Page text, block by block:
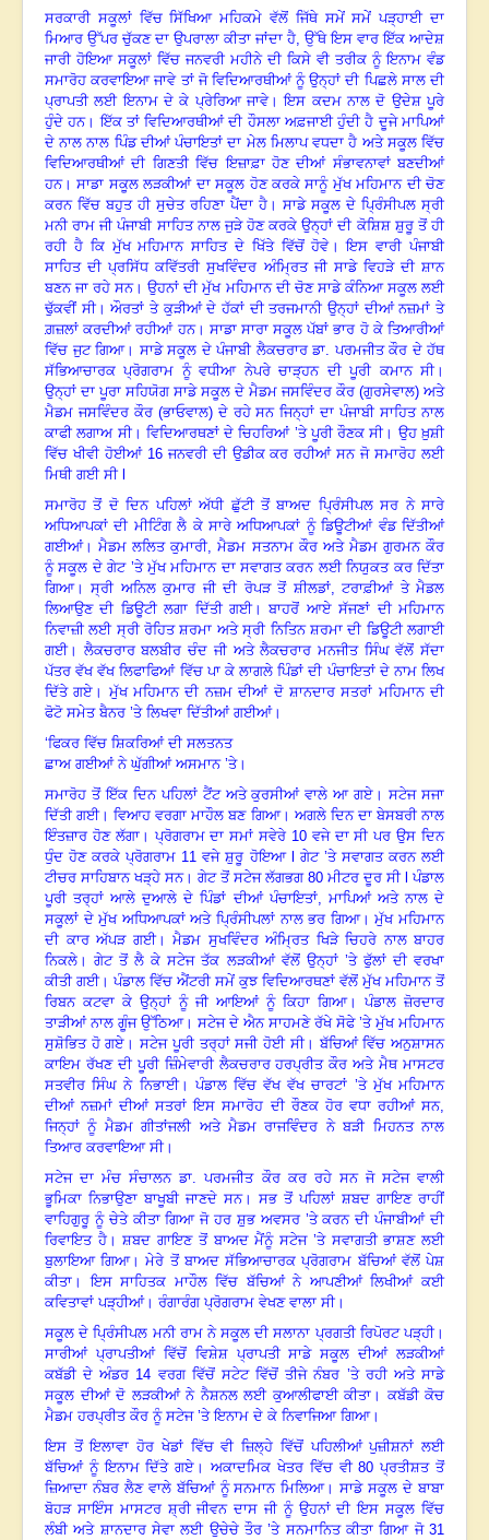
ਸਰਕਾਰੀ ਸਕੂਲਾਂ ਵਿੱਚ ਸਿੱਖਿਆ ਮਹਿਕਮੇ ਵੱਲੋਂ ਜਿੱਥੇ ਸਮੇਂ ਸਮੇਂ ਪੜ੍ਹਾਈ ਦਾ
ਮਿਆਰ ਉੱਪਰ ਚੁੱਕਣ ਦਾ ਉਪਰਾਲਾ ਕੀਤਾ ਜਾਂਦਾ ਹੈ, ਉੱਥੇ ਇਸ ਵਾਰ ਇੱਕ ਆਦੇਸ਼
ਜਾਰੀ ਹੋਇਆ ਸਕੂਲਾਂ ਵਿੱਚ ਜਨਵਰੀ ਮਹੀਨੇ ਦੀ ਕਿਸੇ ਵੀ ਤਰੀਕ ਨੂੰ ਇਨਾਮ ਵੰਡ
ਸਮਾਰੋਹ ਕਰਵਾਇਆ ਜਾਵੇ ਤਾਂ ਜੋ ਵਿਦਿਆਰਥੀਆਂ ਨੂੰ ਉਨ੍ਹਾਂ ਦੀ ਪਿਛਲੇ ਸਾਲ ਦੀ
ਪ੍ਰਾਪਤੀ ਲਈ ਇਨਾਮ ਦੇ ਕੇ ਪ੍ਰੇਰਿਆ ਜਾਵੇ।ਇਸ ਕਦਮ ਨਾਲ ਦੋ ਉਦੇਸ਼ ਪੂਰੇ
ਹੁੰਦੇ ਹਨ।ਇੱਕ ਤਾਂ ਵਿਦਿਆਰਥੀਆਂ ਦੀ ਹੌਸਲਾ ਅਫ਼ਜਾਈ ਹੁੰਦੀ ਹੈ ਦੂਜੇ ਮਾਪਿਆਂ
ਦੇ ਨਾਲ ਨਾਲ ਪਿੰਡ ਦੀਆਂ ਪੰਚਾਇਤਾਂ ਦਾ ਮੇਲ ਮਿਲਾਪ ਵਧਦਾ ਹੈ ਅਤੇ ਸਕੂਲ ਵਿੱਚ
ਵਿਦਿਆਰਥੀਆਂ ਦੀ ਗਿਣਤੀ ਵਿੱਚ ਇਜ਼ਾਫ਼ਾ ਹੋਣ ਦੀਆਂ ਸੰਭਾਵਨਾਵਾਂ ਬਣਦੀਆਂ
ਹਨ।ਸਾਡਾ ਸਕੂਲ ਲੜਕੀਆਂ ਦਾ ਸਕੂਲ ਹੋਣ ਕਰਕੇ ਸਾਨੂੰ ਮੁੱਖ ਮਹਿਮਾਨ ਦੀ ਚੋਣ
ਕਰਨ ਵਿੱਚ ਬਹੁਤ ਹੀ ਸੁਚੇਤ ਰਹਿਣਾ ਪੈਂਦਾ ਹੈ । ਸਾਡੇ ਸਕੂਲ ਦੇ ਪ੍ਰਿੰਸੀਪਲ ਸ੍ਰੀ
ਮਨੀ ਰਾਮ ਜੀ ਪੰਜਾਬੀ ਸਾਹਿਤ ਨਾਲ ਜੁੜੇ ਹੋਣ ਕਰਕੇ ਉਨ੍ਹਾਂ ਦੀ ਕੋਸ਼ਿਸ਼ ਸ਼ੁਰੂ ਤੋਂ ਹੀ
ਰਹੀ ਹੈ ਕਿ ਮੁੱਖ ਮਹਿਮਾਨ ਸਾਹਿਤ ਦੇ ਖਿੱਤੇ ਵਿੱਚੋਂ ਹੋਵੇ।ਇਸ ਵਾਰੀ ਪੰਜਾਬੀ
ਸਾਹਿਤ ਦੀ ਪ੍ਰਸਿੱਧ ਕਵਿੱਤਰੀ ਸੁਖਵਿੰਦਰ ਅੰਮ੍ਰਿਤ ਜੀ ਸਾਡੇ ਵਿਹੜੇ ਦੀ ਸ਼ਾਨ
ਬਣਨ ਜਾ ਰਹੇ ਸਨ।ਉਹਨਾਂ ਦੀ ਮੁੱਖ ਮਹਿਮਾਨ ਦੀ ਚੋਣ ਸਾਡੇ ਕੰਨਿਆ ਸਕੂਲ ਲਈ
ਢੁੱਕਵੀਂ ਸੀ।ਔਰਤਾਂ ਤੇ ਕੁੜੀਆਂ ਦੇ ਹੱਕਾਂ ਦੀ ਤਰਜਮਾਨੀ ਉਨ੍ਹਾਂ ਦੀਆਂ ਨਜ਼ਮਾਂ ਤੇ
ਗ਼ਜ਼ਲਾਂ ਕਰਦੀਆਂ ਰਹੀਆਂ ਹਨ। ਸਾਡਾ ਸਾਰਾ ਸਕੂਲ ਪੱਬਾਂ ਭਾਰ ਹੋ ਕੇ ਤਿਆਰੀਆਂ
ਵਿੱਚ ਜੁਟ ਗਿਆ। ਸਾਡੇ ਸਕੂਲ ਦੇ ਪੰਜਾਬੀ ਲੈਕਚਰਾਰ ਡਾ. ਪਰਮਜੀਤ ਕੌਰ ਦੇ ਹੱਥ
ਸੱਭਿਆਚਾਰਕ ਪ੍ਰੋਗਰਾਮ ਨੂੰ ਵਧੀਆ ਨੇਪਰੇ ਚਾੜ੍ਹਨ ਦੀ ਪੂਰੀ ਕਮਾਨ ਸੀ।
ਉਨ੍ਹਾਂ ਦਾ ਪੂਰਾ ਸਹਿਯੋਗ ਸਾਡੇ ਸਕੂਲ ਦੇ ਮੈਡਮ ਜਸਵਿੰਦਰ ਕੌਰ (ਗੁਰਸੇਵਾਲ) ਅਤੇ
ਮੈਡਮ ਜਸਵਿੰਦਰ ਕੌਰ (ਭਾਓਵਾਲ) ਦੇ ਰਹੇ ਸਨ ਜਿਨ੍ਹਾਂ ਦਾ ਪੰਜਾਬੀ ਸਾਹਿਤ ਨਾਲ
ਕਾਫੀ ਲਗਾਅ ਸੀ। ਵਿਦਿਆਰਥਣਾਂ ਦੇ ਚਿਹਰਿਆਂ ’ਤੇ ਪੂਰੀ ਰੌਣਕ ਸੀ। ਉਹ ਖ਼ੁਸ਼ੀ
ਵਿੱਚ ਖੀਵੀ ਹੋਈਆਂ 16 ਜਨਵਰੀ ਦੀ ਉਡੀਕ ਕਰ ਰਹੀਆਂ ਸਨ ਜੋ ਸਮਾਰੋਹ ਲਈ
ਮਿਥੀ ਗਈ ਸੀ l
ਸਮਾਰੋਹ ਤੋਂ ਦੋ ਦਿਨ ਪਹਿਲਾਂ ਅੱਧੀ ਛੁੱਟੀ ਤੋਂ ਬਾਅਦ ਪ੍ਰਿੰਸੀਪਲ ਸਰ ਨੇ ਸਾਰੇ
ਅਧਿਆਪਕਾਂ ਦੀ ਮੀਟਿੰਗ ਲੈ ਕੇ ਸਾਰੇ ਅਧਿਆਪਕਾਂ ਨੂੰ ਡਿਊਟੀਆਂ ਵੰਡ ਦਿੱਤੀਆਂ
ਗਈਆਂ।ਮੈਡਮ ਲਲਿਤ ਕੁਮਾਰੀ, ਮੈਡਮ ਸਤਨਾਮ ਕੌਰ ਅਤੇ ਮੈਡਮ ਗੁਰਮਨ ਕੌਰ
ਨੂੰ ਸਕੂਲ ਦੇ ਗੇਟ ’ਤੇ ਮੁੱਖ ਮਹਿਮਾਨ ਦਾ ਸਵਾਗਤ ਕਰਨ ਲਈ ਨਿਯੁਕਤ ਕਰ ਦਿੱਤਾ
ਗਿਆ।ਸ੍ਰੀ ਅਨਿਲ ਕੁਮਾਰ ਜੀ ਦੀ ਰੋਪੜ ਤੋਂ ਸ਼ੀਲਡਾਂ, ਟਰਾਫ਼ੀਆਂ ਤੇ ਮੈਡਲ
ਲਿਆਉਣ ਦੀ ਡਿਊਟੀ ਲਗਾ ਦਿੱਤੀ ਗਈ।ਬਾਹਰੋਂ ਆਏ ਸੱਜਣਾਂ ਦੀ ਮਹਿਮਾਨ
ਨਿਵਾਜ਼ੀ ਲਈ ਸ੍ਰੀ ਰੋਹਿਤ ਸ਼ਰਮਾ ਅਤੇ ਸ੍ਰੀ ਨਿਤਿਨ ਸ਼ਰਮਾ ਦੀ ਡਿਊਟੀ ਲਗਾਈ
ਗਈ। ਲੈਕਚਰਾਰ ਬਲਬੀਰ ਚੰਦ ਜੀ ਅਤੇ ਲੈਕਚਰਾਰ ਮਨਜੀਤ ਸਿੰਘ ਵੱਲੋਂ ਸੱਦਾ
ਪੱਤਰ ਵੱਖ ਵੱਖ ਲਿਫਾਫਿਆਂ ਵਿੱਚ ਪਾ ਕੇ ਲਾਗਲੇ ਪਿੰਡਾਂ ਦੀ ਪੰਚਾਇਤਾਂ ਦੇ ਨਾਮ ਲਿਖ
ਦਿੱਤੇ ਗਏ । ਮੁੱਖ ਮਹਿਮਾਨ ਦੀ ਨਜ਼ਮ ਦੀਆਂ ਦੋ ਸ਼ਾਨਦਾਰ ਸਤਰਾਂ ਮਹਿਮਾਨ ਦੀ
ਫੋਟੋ ਸਮੇਤ ਬੈਨਰ ’ਤੇ ਲਿਖਵਾ ਦਿੱਤੀਆਂ ਗਈਆਂ।
‘ਫਿਕਰ ਵਿੱਚ ਸ਼ਿਕਰਿਆਂ ਦੀ ਸਲਤਨਤ
ਛਾਅ ਗਈਆਂ ਨੇ ਘੁੱਗੀਆਂ ਅਸਮਾਨ ’ਤੇ।
ਸਮਾਰੋਹ ਤੋਂ ਇੱਕ ਦਿਨ ਪਹਿਲਾਂ ਟੈਂਟ ਅਤੇ ਕੁਰਸੀਆਂ ਵਾਲੇ ਆ ਗਏ ।ਸਟੇਜ ਸਜਾ
ਦਿੱਤੀ ਗਈ।ਵਿਆਹ ਵਰਗਾ ਮਾਹੌਲ ਬਣ ਗਿਆ। ਅਗਲੇ ਦਿਨ ਦਾ ਬੇਸਬਰੀ ਨਾਲ
ਇੰਤਜ਼ਾਰ ਹੋਣ ਲੱਗਾ। ਪ੍ਰੋਗਰਾਮ ਦਾ ਸਮਾਂ ਸਵੇਰੇ 10 ਵਜੇ ਦਾ ਸੀ ਪਰ ਉਸ ਦਿਨ
ਧੁੰਦ ਹੋਣ ਕਰਕੇ ਪ੍ਰੋਗਰਾਮ 11 ਵਜੇ ਸ਼ੁਰੂ ਹੋਇਆ l ਗੇਟ ’ਤੇ ਸਵਾਗਤ ਕਰਨ ਲਈ
ਟੀਚਰ ਸਾਹਿਬਾਨ ਖੜ੍ਹੇ ਸਨ। ਗੇਟ ਤੋਂ ਸਟੇਜ ਲੱਗਭਗ80 ਮੀਟਰ ਦੂਰ ਸੀ l ਪੰਡਾਲ
ਪੂਰੀ ਤਰ੍ਹਾਂ ਆਲੇ ਦੁਆਲੇ ਦੇ ਪਿੰਡਾਂ ਦੀਆਂ ਪੰਚਾਇਤਾਂ, ਮਾਪਿਆਂ ਅਤੇ ਨਾਲ ਦੇ
ਸਕੂਲਾਂ ਦੇ ਮੁੱਖ ਅਧਿਆਪਕਾਂ ਅਤੇ ਪ੍ਰਿੰਸੀਪਲਾਂ ਨਾਲ ਭਰ ਗਿਆ।ਮੁੱਖ ਮਹਿਮਾਨ
ਦੀ ਕਾਰ ਅੱਪੜ ਗਈ। ਮੈਡਮ ਸੁਖਵਿੰਦਰ ਅੰਮ੍ਰਿਤ ਖਿੜੇ ਚਿਹਰੇ ਨਾਲ ਬਾਹਰ
ਨਿਕਲੇ ।ਗੇਟ ਤੋਂ ਲੈ ਕੇ ਸਟੇਜ ਤੱਕ ਲੜਕੀਆਂ ਵੱਲੋਂ ਉਨ੍ਹਾਂ ’ਤੇ ਫੁੱਲਾਂ ਦੀ ਵਰਖਾ
ਕੀਤੀ ਗਈ। ਪੰਡਾਲ ਵਿੱਚ ਐਂਟਰੀ ਸਮੇਂ ਕੁਝ ਵਿਦਿਆਰਥਣਾਂ ਵੱਲੋਂ ਮੁੱਖ ਮਹਿਮਾਨ ਤੋਂ
ਰਿਬਨ ਕਟਵਾ ਕੇ ਉਨ੍ਹਾਂ ਨੂੰ ਜੀ ਆਇਆਂ ਨੂੰ ਕਿਹਾ ਗਿਆ। ਪੰਡਾਲ ਜ਼ੋਰਦਾਰ
ਤਾੜੀਆਂ ਨਾਲ ਗੂੰਜ ਉੱਠਿਆ। ਸਟੇਜ ਦੇ ਐਨ ਸਾਹਮਣੇ ਰੱਖੇ ਸੋਫੇ ’ਤੇ ਮੁੱਖ ਮਹਿਮਾਨ
ਸੁਸ਼ੋਭਿਤ ਹੋ ਗਏ ।ਸਟੇਜ ਪੂਰੀ ਤਰ੍ਹਾਂ ਸਜੀ ਹੋਈ ਸੀ। ਬੱਚਿਆਂ ਵਿੱਚ ਅਨੁਸ਼ਾਸਨ
ਕਾਇਮ ਰੱਖਣ ਦੀ ਪੂਰੀ ਜ਼ਿੰਮੇਵਾਰੀ ਲੈਕਚਰਾਰ ਹਰਪ੍ਰੀਤ ਕੌਰ ਅਤੇ ਮੈਥ ਮਾਸਟਰ
ਸਤਵੀਰ ਸਿੰਘ ਨੇ ਨਿਭਾਈ। ਪੰਡਾਲ ਵਿੱਚ ਵੱਖ ਵੱਖ ਚਾਰਟਾਂ ’ਤੇ ਮੁੱਖ ਮਹਿਮਾਨ
ਦੀਆਂ ਨਜ਼ਮਾਂ ਦੀਆਂ ਸਤਰਾਂ ਇਸ ਸਮਾਰੋਹ ਦੀ ਰੌਣਕ ਹੋਰ ਵਧਾ ਰਹੀਆਂ ਸਨ,
ਜਿਨ੍ਹਾਂ ਨੂੰ ਮੈਡਮ ਗੀਤਾਂਜਲੀ ਅਤੇ ਮੈਡਮ ਰਾਜਵਿੰਦਰ ਨੇ ਬੜੀ ਮਿਹਨਤ ਨਾਲ
ਤਿਆਰ ਕਰਵਾਇਆ ਸੀ।
ਸਟੇਜ ਦਾ ਮੰਚ ਸੰਚਾਲਨ ਡਾ. ਪਰਮਜੀਤ ਕੌਰ ਕਰ ਰਹੇ ਸਨ ਜੋ ਸਟੇਜ ਵਾਲੀ
ਭੂਮਿਕਾ ਨਿਭਾਉਣਾ ਬਾਖੂਬੀ ਜਾਣਦੇ ਸਨ। ਸਭ ਤੋਂ ਪਹਿਲਾਂ ਸ਼ਬਦ ਗਾਇਣ ਰਾਹੀਂ
ਵਾਹਿਗੁਰੂ ਨੂੰ ਚੇਤੇ ਕੀਤਾ ਗਿਆ ਜੋ ਹਰ ਸ਼ੁਭ ਅਵਸਰ ’ਤੇ ਕਰਨ ਦੀ ਪੰਜਾਬੀਆਂ ਦੀ
ਰਿਵਾਇਤ ਹੈ।ਸ਼ਬਦ ਗਾਇਣ ਤੋਂ ਬਾਅਦ ਮੈਂਨੂੰ ਸਟੇਜ ’ਤੇ ਸਵਾਗਤੀ ਭਾਸ਼ਣ ਲਈ
ਬੁਲਾਇਆ ਗਿਆ।ਮੇਰੇ ਤੋਂ ਬਾਅਦ ਸੱਭਿਆਚਾਰਕ ਪ੍ਰੋਗਰਾਮ ਬੱਚਿਆਂ ਵੱਲੋਂ ਪੇਸ਼
ਕੀਤਾ ।ਇਸ ਸਾਹਿਤਕ ਮਾਹੌਲ ਵਿੱਚ ਬੱਚਿਆਂ ਨੇ ਆਪਣੀਆਂ ਲਿਖੀਆਂ ਕਈ
ਕਵਿਤਾਵਾਂ ਪੜ੍ਹੀਆਂ। ਰੰਗਾਰੰਗ ਪ੍ਰੋਗਰਾਮ ਵੇਖਣ ਵਾਲਾ ਸੀ।
ਸਕੂਲ ਦੇ ਪ੍ਰਿੰਸੀਪਲ ਮਨੀ ਰਾਮ ਨੇ ਸਕੂਲ ਦੀ ਸਲਾਨਾ ਪ੍ਰਗਤੀ ਰਿਪੋਰਟ ਪੜ੍ਹੀ।
ਸਾਰੀਆਂ ਪ੍ਰਾਪਤੀਆਂ ਵਿੱਚੋਂ ਵਿਸ਼ੇਸ਼ ਪ੍ਰਾਪਤੀ ਸਾਡੇ ਸਕੂਲ ਦੀਆਂ ਲੜਕੀਆਂ
ਕਬੱਡੀ ਦੇ ਅੰਡਰ 14 ਵਰਗ ਵਿੱਚੋਂ ਸਟੇਟ ਵਿੱਚੋਂ ਤੀਜੇ ਨੰਬਰ ’ਤੇ ਰਹੀ ਅਤੇ ਸਾਡੇ
ਸਕੂਲ ਦੀਆਂ ਦੋ ਲੜਕੀਆਂ ਨੇ ਨੈਸ਼ਨਲ ਲਈ ਕੁਆਲੀਫਾਈ ਕੀਤਾ । ਕਬੱਡੀ ਕੋਚ
ਮੈਡਮ ਹਰਪ੍ਰੀਤ ਕੌਰ ਨੂੰ ਸਟੇਜ ’ਤੇ ਇਨਾਮ ਦੇ ਕੇ ਨਿਵਾਜਿਆ ਗਿਆ।
ਇਸ ਤੋਂ ਇਲਾਵਾ ਹੋਰ ਖੇਡਾਂ ਵਿੱਚ ਵੀ ਜ਼ਿਲ੍ਹੇ ਵਿੱਚੋਂ ਪਹਿਲੀਆਂ ਪੁਜ਼ੀਸ਼ਨਾਂ ਲਈ
ਬੱਚਿਆਂ ਨੂੰ ਇਨਾਮ ਦਿੱਤੇ ਗਏ ।ਅਕਾਦਮਿਕ ਖੇਤਰ ਵਿੱਚ ਵੀ80 ਪ੍ਰਤੀਸ਼ਤ ਤੋਂ
ਜ਼ਿਆਦਾ ਨੰਬਰ ਲੈਣ ਵਾਲੇ ਬੱਚਿਆਂ ਨੂੰ ਸਨਮਾਨ ਮਿਲਿਆ।ਸਾਡੇ ਸਕੂਲ ਦੇ ਬਾਬਾ
ਬੋਹੜ ਸਾਇੰਸ ਮਾਸਟਰ ਸ਼੍ਰੀ ਜੀਵਨ ਦਾਸ ਜੀ ਨੂੰ ਉਹਨਾਂ ਦੀ ਇਸ ਸਕੂਲ ਵਿੱਚ
ਲੰਬੀ ਅਤੇ ਸ਼ਾਨਦਾਰ ਸੇਵਾ ਲਈ ਉਚੇਚੇ ਤੌਰ ’ਤੇ ਸਨਮਾਨਿਤ ਕੀਤਾ ਗਿਆ ਜੋ 31